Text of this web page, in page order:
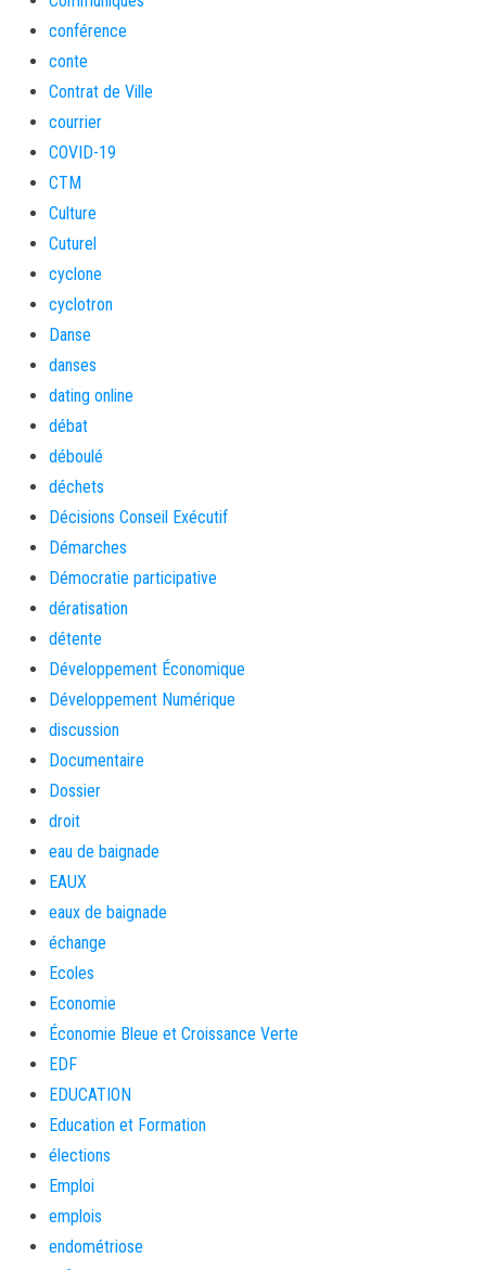
conférence
conte
Contrat de Ville
courrier
COVID-19
CTM
Culture
Cuturel
cyclone
cyclotron
Danse
danses
dating online
débat
déboulé
déchets
Décisions Conseil Exécutif
Démarches
Démocratie participative
dératisation
détente
Développement Économique
Développement Numérique
discussion
Documentaire
Dossier
droit
eau de baignade
EAUX
eaux de baignade
échange
Ecoles
Economie
Économie Bleue et Croissance Verte
EDF
EDUCATION
Education et Formation
élections
Emploi
emplois
endométriose